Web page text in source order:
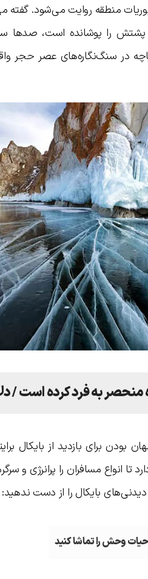
منطقه روایت می‌شود.
پشتش را پوشانده است،
در سنگ‌نگاره‌های عصر حجر
منحصر به فرد کرده است /
بودن برای بازدید از بایکال
تا انواع مسافران را پرانرژی و
بایکال را از دست ندهید:
وحش را تماشا کنید